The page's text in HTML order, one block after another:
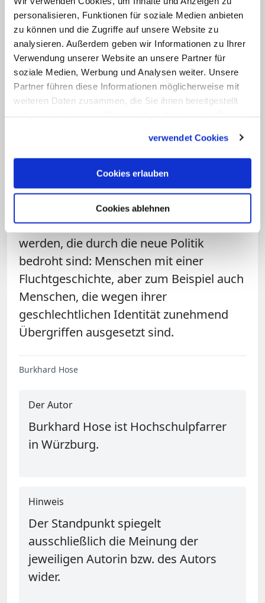
personalisieren, Funktionen für soziale Medien anbieten
zu können und die Zugriffe auf unsere Website zu
analysieren. Außerdem geben wir Informationen zu Ihrer
Verwendung unserer Website an unsere Partner für
soziale Medien, Werbung und Analysen weiter. Unsere
Partner führen diese Informationen möglicherweise mit
weiteren Daten zusammen, die Sie ihnen bereitgestellt
verwendet Cookies
Cookies erlauben
Cookies ablehnen
amerikanische Regierungwaren wichtig
und haben gerade auch mit Blick auf die
Unterstützung, die die Trump-Regierung
durch manche kirchliche Kreise erfährt,
für Orientierung gesorgt. Es wird in den
kommenden Jahren immer wichtiger
Politik kritisch begleiten. Es wird auch
immer wichtiger werden, dass sich
zivilgesellschaftliche Bündnisse, die für
die Achtung der Würde des Menschen
eintreten zusammenschließen und auch
zu einem sicheren Ort für all jene
werden, die durch die neue Politik
bedroht sind: Menschen mit einer
Fluchtgeschichte, aber zum Beispiel auch
Menschen, die wegen ihrer
geschlechtlichen Identität zunehmend
Übergriffen ausgesetzt sind.
Burkhard Hose
Der Autor
Burkhard Hose ist Hochschulpfarrer
in Würzburg.
Hinweis
Der Standpunkt spiegelt
ausschließlich die Meinung der
jeweiligen Autorin bzw. des Autors
wider.